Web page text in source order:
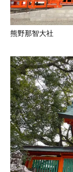
熊野那智大社